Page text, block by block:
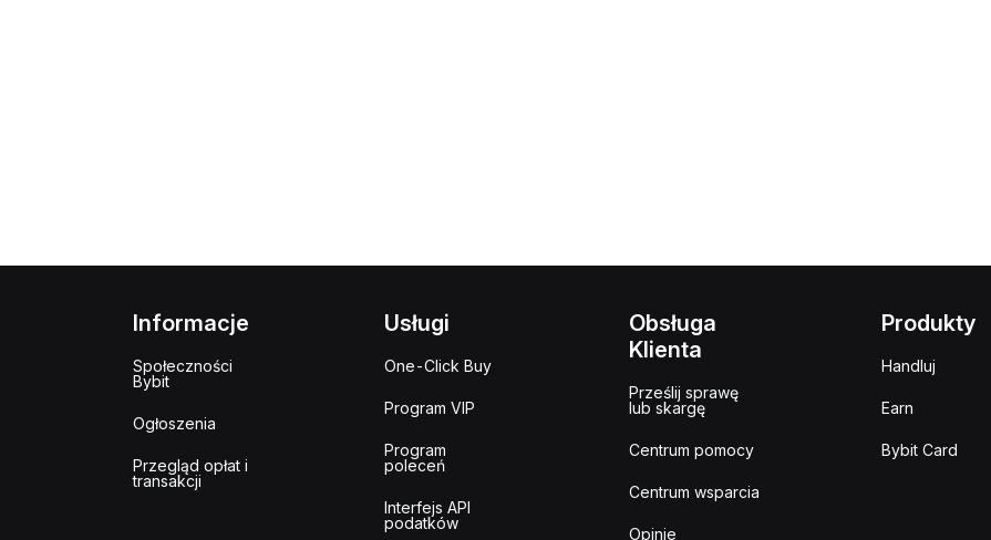
Informacje
Społeczności
Bybit
Ogłoszenia
Przegląd opłat i
transakcji
Usługi
One-Click Buy
Program VIP
Program
poleceń
Interfejs API
podatków
Obsługa
Klienta
Prześlij sprawę
lub skargę
Centrum pomocy
Centrum wsparcia
Opinie
Produkty
Handluj
Earn
Bybit Card